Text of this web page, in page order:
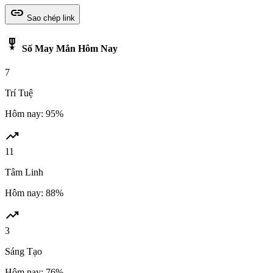
link Sao chép link
military_tech Số May Mắn Hôm Nay
7
Trí Tuệ
Hôm nay: 95%
trending_up
11
Tâm Linh
Hôm nay: 88%
trending_up
3
Sáng Tạo